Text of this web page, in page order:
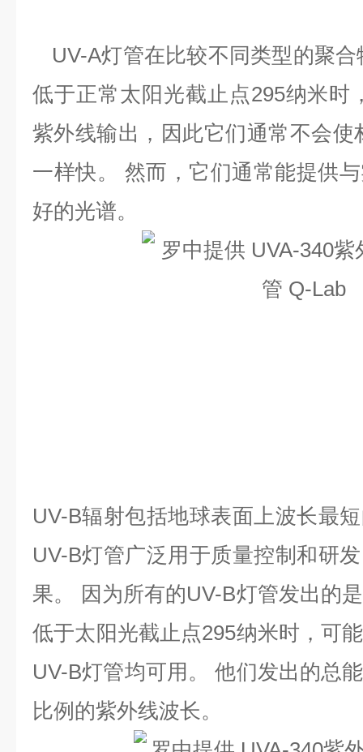
UV-A灯管在比较不同类型的聚
低于正常太阳光截止点295纳米时
紫外线输出，因此它们通常不会使
一样快。 然而，它们通常能提供
好的光谱。
UV-B辐射包括地球表面上波长最
UV-B灯管广泛用于质量控制和研
果。 因为所有的UV-B灯管发出的
低于太阳光截止点295纳米时，可
UV-B灯管均可用。 他们发出的总
比例的紫外线波长。